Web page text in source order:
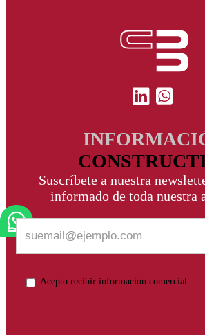
Suscríbete a nuestra
informado de toda nuestra
Acepto recibir información comercial